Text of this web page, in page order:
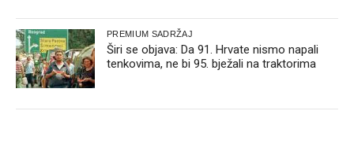
PREMIUM SADRŽAJ
Širi se objava: Da 91. Hrvate nismo napali
tenkovima, ne bi 95. bježali na traktorima